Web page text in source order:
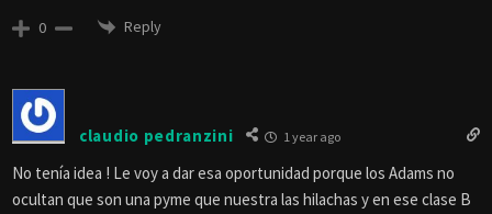
0 Reply
claudio pedranzini 1 year ago
No tenía idea ! Le voy a dar esa oportunidad porque los Adams no
ocultan que son una pyme que nuestra las hilachas y en ese clase B